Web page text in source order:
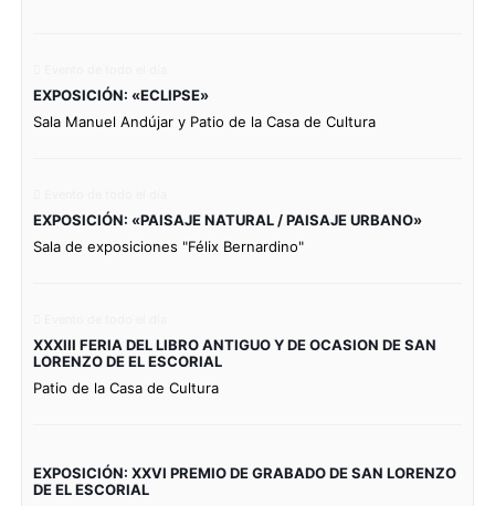
EXPOSICIÓN: «ECLIPSE»
Sala Manuel Andújar y Patio de la Casa de Cultura
EXPOSICIÓN: «PAISAJE NATURAL / PAISAJE URBANO»
Sala de exposiciones "Félix Bernardino"
XXXIII FERIA DEL LIBRO ANTIGUO Y DE OCASION DE SAN
LORENZO DE EL ESCORIAL
Patio de la Casa de Cultura
EXPOSICIÓN: XXVI PREMIO DE GRABADO DE SAN LORENZO
DE EL ESCORIAL